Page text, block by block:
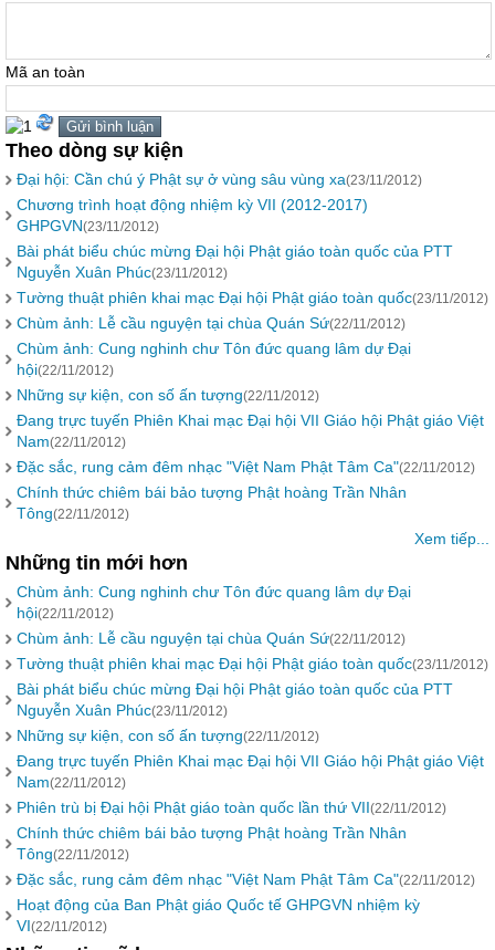
Mã an toàn
Theo dòng sự kiện
Đại hội: Cần chú ý Phật sự ở vùng sâu vùng xa(23/11/2012)
Chương trình hoạt động nhiệm kỳ VII (2012-2017)
GHPGVN(23/11/2012)
Bài phát biểu chúc mừng Đại hội Phật giáo toàn quốc của PTT
Nguyễn Xuân Phúc(23/11/2012)
Tường thuật phiên khai mạc Đại hội Phật giáo toàn quốc(23/11/2012)
Chùm ảnh: Lễ cầu nguyện tại chùa Quán Sứ(22/11/2012)
Chùm ảnh: Cung nghinh chư Tôn đức quang lâm dự Đại
hội(22/11/2012)
Những sự kiện, con số ấn tượng(22/11/2012)
Đang trực tuyến Phiên Khai mạc Đại hội VII Giáo hội Phật giáo Việt
Nam(22/11/2012)
Đặc sắc, rung cảm đêm nhạc "Việt Nam Phật Tâm Ca"(22/11/2012)
Chính thức chiêm bái bảo tượng Phật hoàng Trần Nhân
Tông(22/11/2012)
Xem tiếp...
Những tin mới hơn
Chùm ảnh: Cung nghinh chư Tôn đức quang lâm dự Đại
hội(22/11/2012)
Chùm ảnh: Lễ cầu nguyện tại chùa Quán Sứ(22/11/2012)
Tường thuật phiên khai mạc Đại hội Phật giáo toàn quốc(23/11/2012)
Bài phát biểu chúc mừng Đại hội Phật giáo toàn quốc của PTT
Nguyễn Xuân Phúc(23/11/2012)
Những sự kiện, con số ấn tượng(22/11/2012)
Đang trực tuyến Phiên Khai mạc Đại hội VII Giáo hội Phật giáo Việt
Nam(22/11/2012)
Phiên trù bị Đại hội Phật giáo toàn quốc lần thứ VII(22/11/2012)
Chính thức chiêm bái bảo tượng Phật hoàng Trần Nhân
Tông(22/11/2012)
Đặc sắc, rung cảm đêm nhạc "Việt Nam Phật Tâm Ca"(22/11/2012)
Hoạt động của Ban Phật giáo Quốc tế GHPGVN nhiệm kỳ
VI(22/11/2012)